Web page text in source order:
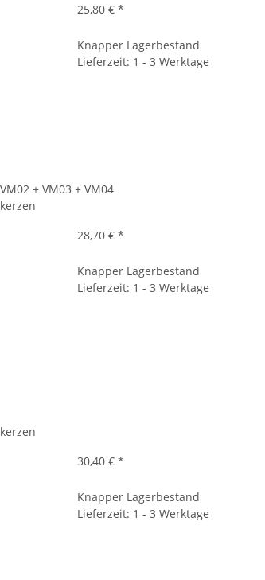
25,80 € *
Knapper Lagerbestand
Lieferzeit: 1 - 3 Werktage
+ VM03 + VM04
28,70 € *
Knapper Lagerbestand
Lieferzeit: 1 - 3 Werktage
30,40 € *
Knapper Lagerbestand
Lieferzeit: 1 - 3 Werktage